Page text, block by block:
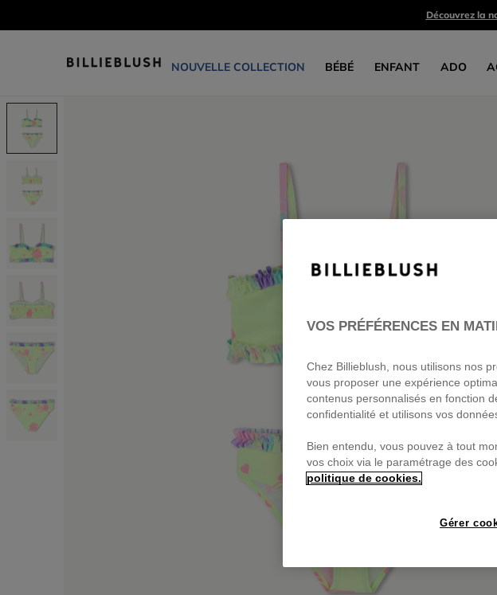
Découvrez la
NOUVELLE COLLECTION BÉBÉ ENFANT ADO
VOS PRÉFÉRENCES EN
Chez Billieblush, nous utilisons nos
vous proposer une expérience
contenus personnalisés en fonction
confidentialité et utilisons vos
Bien entendu, vous pouvez à tout
vos choix via le paramétrage des
politique de cookies.
Gérer